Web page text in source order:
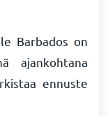
Barbados on
ajankohtana
ennuste